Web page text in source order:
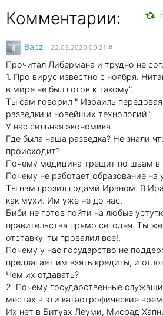
Комментарии:
Bacz 22.03.2020 09:21 #
Прочитал Либермана и трудно не
1. Про вирус известно с ноября.
в мире не был готов к такому".
Ты сам говорил " Израиль
разведки и новейших технологий"
У нас сильная экономика.
Где была наша разведка? Не знали
происходит?
Почему медицина трещит по швам в
Почему не работает образование на
Ты нам грозил годами Ираном. В
как мухи. Им уже не до нас.
Биби не готов пойти на любые
правительства прямо сегодня. Ты
отставку-ты провалил все!.
Почему у нас государство не
предлагает им взять кредиты, и
Чем их отдавать?
2. Почему государственные
местах в эти катастрофические
Их нет в Битуах Леуми, Мисрад